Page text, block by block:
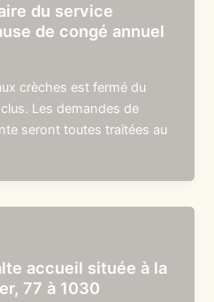
du service
de congé annuel
crèches est fermé du
Les demandes de
seront toutes traitées au
accueil située à la
77 à 1030